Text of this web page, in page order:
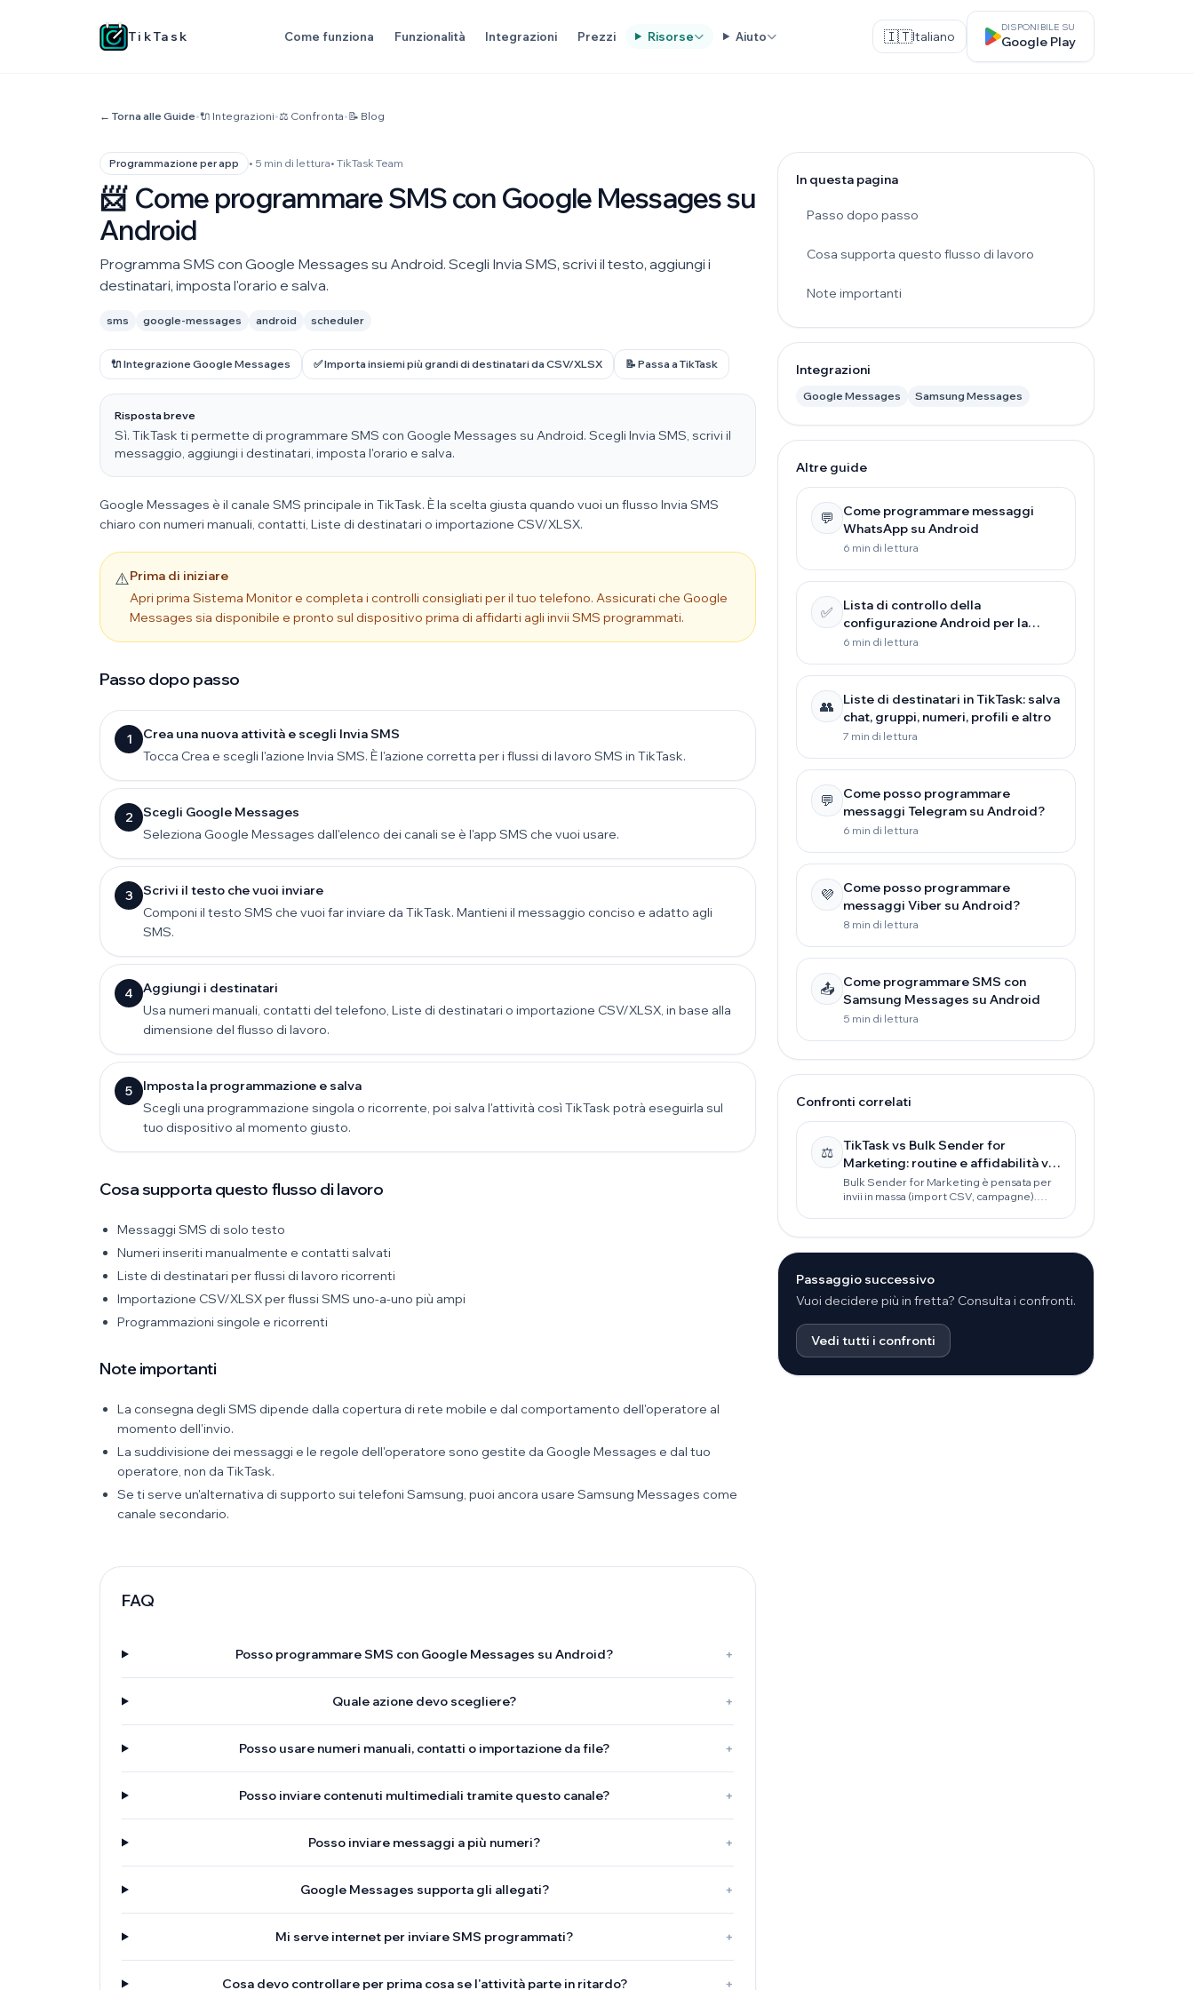
TikTask Come funziona Funzionalità Integrazioni Prezzi Risorse Aiuto 🇮🇹Italiano
DISPONIBILE SU
Google Play
← Torna alle Guide•🔌 Integrazioni•⚖️ Confronta•📝 Blog
Programmazione per app • 5 min di lettura• TikTask Team
📨 Come programmare SMS con Google Messages su
Android
Programma SMS con Google Messages su Android. Scegli Invia SMS, scrivi il testo, aggiungi i
destinatari, imposta l'orario e salva.
sms google-messages android scheduler
🔌 Integrazione Google Messages ✅ Importa insiemi più grandi di destinatari da CSV/XLSX 📝 Passa a TikTask
Risposta breve
Sì. TikTask ti permette di programmare SMS con Google Messages su Android. Scegli Invia SMS, scrivi il
messaggio, aggiungi i destinatari, imposta l'orario e salva.
Google Messages è il canale SMS principale in TikTask. È la scelta giusta quando vuoi un flusso Invia SMS
chiaro con numeri manuali, contatti, Liste di destinatari o importazione CSV/XLSX.
⚠️Prima di iniziare
Apri prima Sistema Monitor e completa i controlli consigliati per il tuo telefono. Assicurati che Google
Messages sia disponibile e pronto sul dispositivo prima di affidarti agli invii SMS programmati.
Passo dopo passo
1
Crea una nuova attività e scegli Invia SMS
Tocca Crea e scegli l'azione Invia SMS. È l'azione corretta per i flussi di lavoro SMS in TikTask.
2
Scegli Google Messages
Seleziona Google Messages dall'elenco dei canali se è l'app SMS che vuoi usare.
3
Scrivi il testo che vuoi inviare
Componi il testo SMS che vuoi far inviare da TikTask. Mantieni il messaggio conciso e adatto agli
SMS.
4
Aggiungi i destinatari
Usa numeri manuali, contatti del telefono, Liste di destinatari o importazione CSV/XLSX, in base alla
dimensione del flusso di lavoro.
5
Imposta la programmazione e salva
Scegli una programmazione singola o ricorrente, poi salva l'attività così TikTask potrà eseguirla sul
tuo dispositivo al momento giusto.
Cosa supporta questo flusso di lavoro
Messaggi SMS di solo testo
Numeri inseriti manualmente e contatti salvati
Liste di destinatari per flussi di lavoro ricorrenti
Importazione CSV/XLSX per flussi SMS uno-a-uno più ampi
Programmazioni singole e ricorrenti
Note importanti
La consegna degli SMS dipende dalla copertura di rete mobile e dal comportamento dell'operatore al
momento dell'invio.
La suddivisione dei messaggi e le regole dell'operatore sono gestite da Google Messages e dal tuo
operatore, non da TikTask.
Se ti serve un'alternativa di supporto sui telefoni Samsung, puoi ancora usare Samsung Messages come
canale secondario.
FAQ
Posso programmare SMS con Google Messages su Android? +
Quale azione devo scegliere? +
Posso usare numeri manuali, contatti o importazione da file? +
Posso inviare contenuti multimediali tramite questo canale? +
Posso inviare messaggi a più numeri? +
Google Messages supporta gli allegati? +
Mi serve internet per inviare SMS programmati? +
Cosa devo controllare per prima cosa se l'attività parte in ritardo? +
In questa pagina
Passo dopo passo
Cosa supporta questo flusso di lavoro
Note importanti
Integrazioni
Google Messages Samsung Messages
Altre guide
💬
Come programmare messaggi
WhatsApp su Android
6 min di lettura
✅
Lista di controllo della
configurazione Android per la
programmazione (affidabile su
6 min di lettura
👥
Liste di destinatari in TikTask: salva
chat, gruppi, numeri, profili e altro
7 min di lettura
💬
Come posso programmare
messaggi Telegram su Android?
6 min di lettura
💜
Come posso programmare
messaggi Viber su Android?
8 min di lettura
📤
Come programmare SMS con
Samsung Messages su Android
5 min di lettura
Confronti correlati
⚖️
TikTask vs Bulk Sender for
Marketing: routine e affidabilità vs
invii in massa
Bulk Sender for Marketing è pensata per
invii in massa (import CSV, campagne).
Android reale.
Passaggio successivo
Vuoi decidere più in fretta? Consulta i confronti.
Vedi tutti i confronti